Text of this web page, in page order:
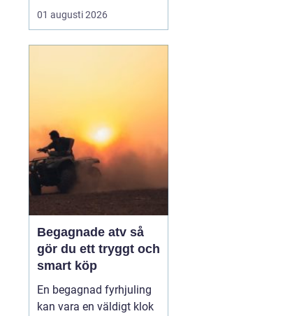
fundera på kvaliteten på
vattnet som kommer ur
hårt vat...
01 augusti 2026
Begagnade atv så
gör du ett tryggt och
smart köp
En begagnad fyrhjuling
kan vara en väldigt klok